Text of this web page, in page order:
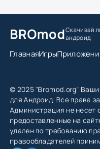
BROmodСкачивай
андроид
ГлавнаяИгры
© 2025 "Bromod.org"
для Андроид. Все права
Администрация не несет
предоставленные на
удален по требованию
правообладателей